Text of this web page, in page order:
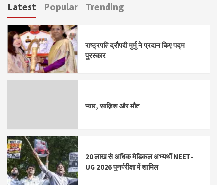
Latest Popular Trending
राष्ट्रपति द्रौपदी मुर्मु ने प्रदान किए पद्म
पुरस्कार
प्यार, साज़िश और मौत
20 लाख से अधिक मेडिकल अभ्यर्थी NEET-
UG 2026 पुनर्परीक्षा में शामिल